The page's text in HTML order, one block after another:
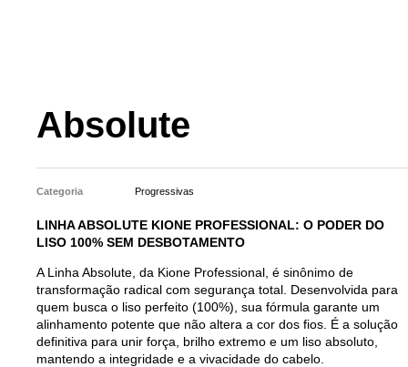
Absolute
Categoria Progressivas
LINHA ABSOLUTE KIONE PROFESSIONAL: O PODER DO
LISO 100% SEM DESBOTAMENTO
A Linha Absolute, da Kione Professional, é sinônimo de
transformação radical com segurança total. Desenvolvida para
quem busca o liso perfeito (100%), sua fórmula garante um
alinhamento potente que não altera a cor dos fios. É a solução
definitiva para unir força, brilho extremo e um liso absoluto,
mantendo a integridade e a vivacidade do cabelo.